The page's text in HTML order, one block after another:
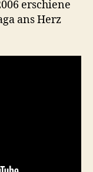
erschiene
ans Herz